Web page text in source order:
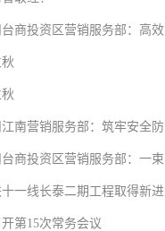
商投资区营销服务部：高效
南营销服务部：筑牢安全防
商投资区营销服务部：一束
一线长泰二期工程取得新进
第15次常务会议